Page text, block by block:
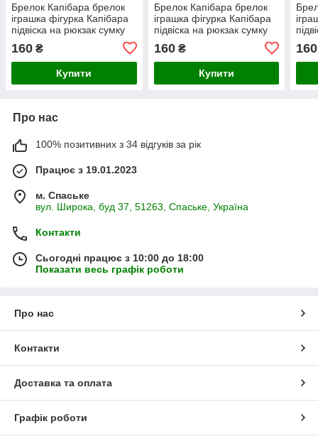
Брелок Капібара брелок
іграшка фігурка Капібара
підвіска на рюкзак сумку
4,5 см Сapybara keychain
№13
160 ₴
Купити
Брелок Капібара брелок
іграшка фігурка Капібара
підвіска на рюкзак сумку
4,5 см Сapybara keychain
№18
160₴
Купити
№21
160
Про нас
100% позитивних з 34 відгуків за рік
Працює з 19.01.2023
м. Спаське
вул. Широка, буд 37, 51263, Спаське, Україна
Контакти
Сьогодні працює з 10:00 до 18:00
Показати весь графік роботи
Про нас
Контакти
Доставка та оплата
Графік роботи